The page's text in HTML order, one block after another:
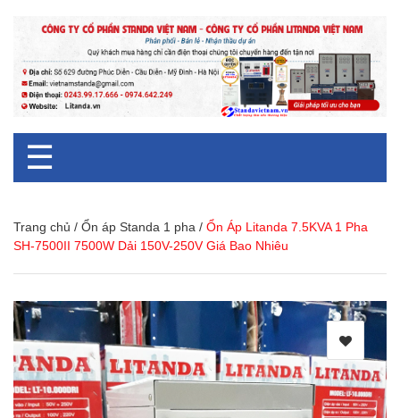
☰
Trang chủ / Ổn áp Standa 1 pha / Ổn Áp Litanda 7.5KVA 1 Pha
SH-7500II 7500W Dải 150V-250V Giá Bao Nhiêu